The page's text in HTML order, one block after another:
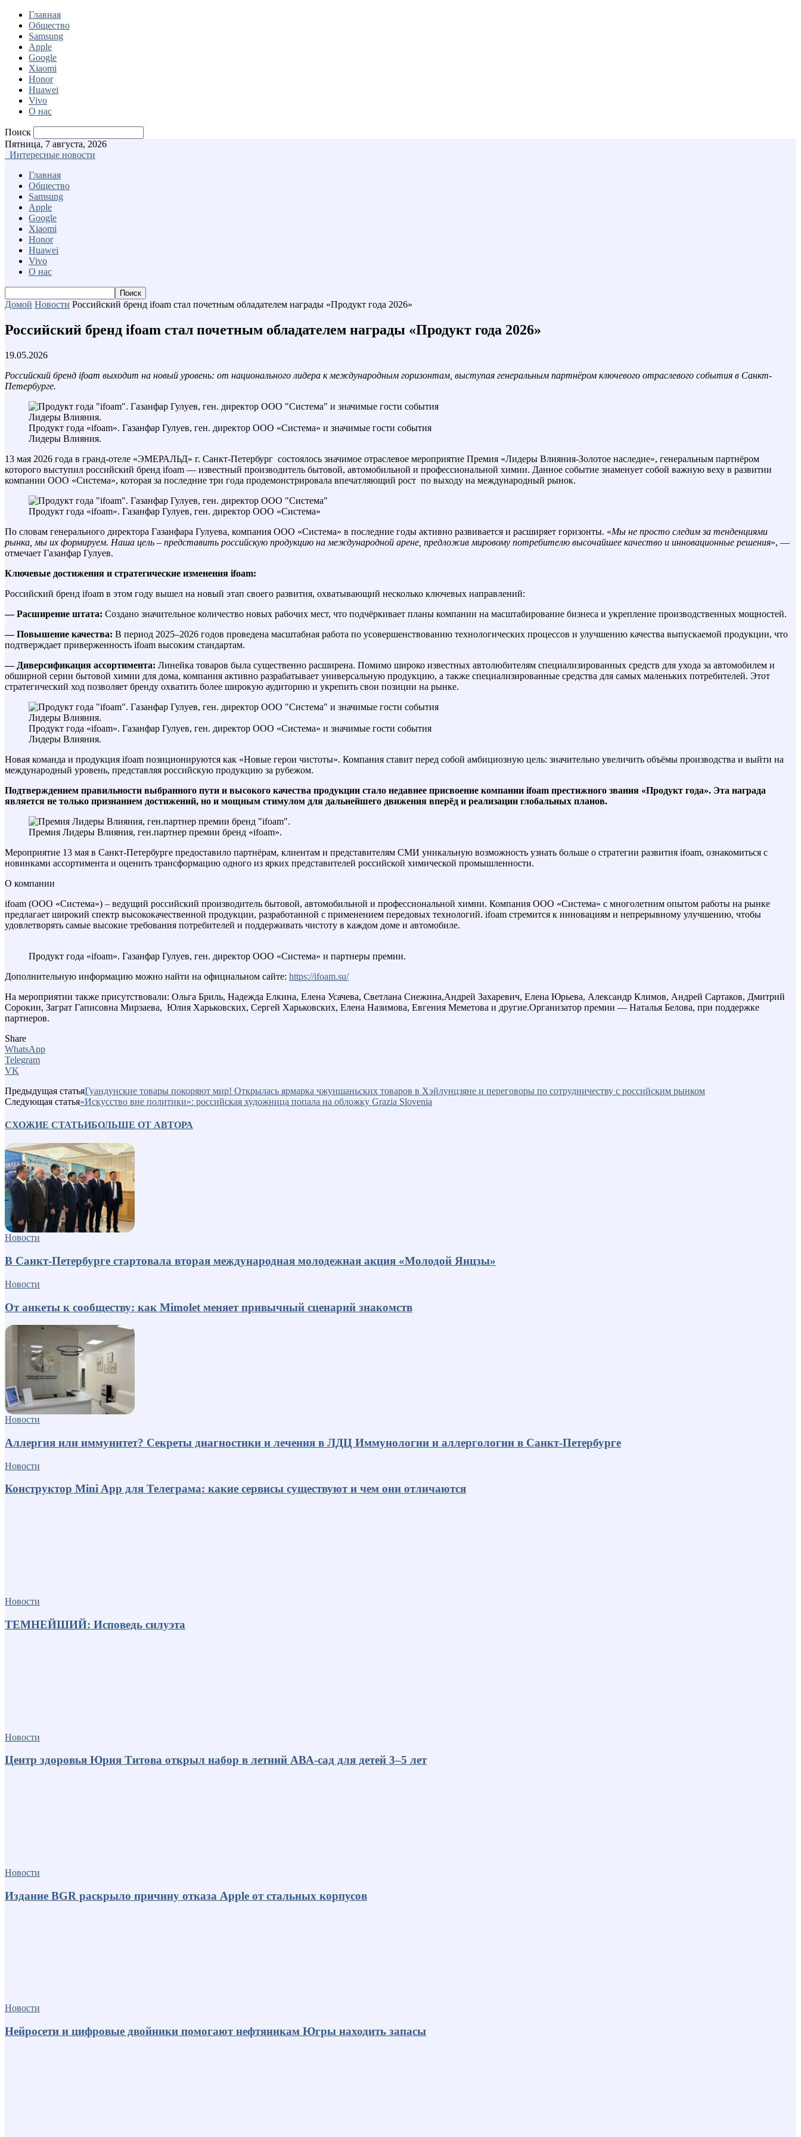
Главная
Общество
Samsung
Apple
Google
Xiaomi
Honor
Huawei
Vivo
О нас
Поиск
Пятница, 7 августа, 2026
Интересные новости
Главная
Общество
Samsung
Apple
Google
Xiaomi
Honor
Huawei
Vivo
О нас
Домой Новости Российский бренд ifoam стал почетным обладателем награды «Продукт года 2026»
Российский бренд ifoam стал почетным обладателем награды «Продукт года 2026»
19.05.2026
Российский бренд ifoam выходит на новый уровень: от национального лидера к международным горизонтам, выступая генеральным партнёром ключевого отраслевого события в Санкт-
Петербурге.
Продукт года «ifoam». Газанфар Гулуев, ген. директор ООО «Система» и значимые гости события
Лидеры Влияния.
13 мая 2026 года в гранд-отеле «ЭМЕРАЛЬД» г. Санкт-Петербург состоялось значимое отраслевое мероприятие Премия «Лидеры Влияния-Золотое наследие», генеральным партнёром
которого выступил российский бренд ifoam — известный производитель бытовой, автомобильной и профессиональной химии. Данное событие знаменует собой важную веху в развитии
компании ООО «Система», которая за последние три года продемонстрировала впечатляющий рост по выходу на международный рынок.
Продукт года «ifoam». Газанфар Гулуев, ген. директор ООО «Система»
По словам генерального директора Газанфара Гулуева, компания ООО «Система» в последние годы активно развивается и расширяет горизонты. «Мы не просто следим за тенденциями
рынка, мы их формируем. Наша цель – представить российскую продукцию на международной арене, предложив мировому потребителю высочайшее качество и инновационные решения», —
отмечает Газанфар Гулуев.
Ключевые достижения и стратегические изменения ifoam:
Российский бренд ifoam в этом году вышел на новый этап своего развития, охватывающий несколько ключевых направлений:
— Расширение штата: Создано значительное количество новых рабочих мест, что подчёркивает планы компании на масштабирование бизнеса и укрепление производственных мощностей.
— Повышение качества: В период 2025–2026 годов проведена масштабная работа по усовершенствованию технологических процессов и улучшению качества выпускаемой продукции, что
подтверждает приверженность ifoam высоким стандартам.
— Диверсификация ассортимента: Линейка товаров была существенно расширена. Помимо широко известных автолюбителям специализированных средств для ухода за автомобилем и
обширной серии бытовой химии для дома, компания активно разрабатывает универсальную продукцию, а также специализированные средства для самых маленьких потребителей. Этот
стратегический ход позволяет бренду охватить более широкую аудиторию и укрепить свои позиции на рынке.
Продукт года «ifoam». Газанфар Гулуев, ген. директор ООО «Система» и значимые гости события
Лидеры Влияния.
Новая команда и продукция ifoam позиционируются как «Новые герои чистоты». Компания ставит перед собой амбициозную цель: значительно увеличить объёмы производства и выйти на
международный уровень, представляя российскую продукцию за рубежом.
Подтверждением правильности выбранного пути и высокого качества продукции стало недавнее присвоение компании ifoam престижного звания «Продукт года». Эта награда
является не только признанием достижений, но и мощным стимулом для дальнейшего движения вперёд и реализации глобальных планов.
Премия Лидеры Влияния, ген.партнер премии бренд «ifoam».
Мероприятие 13 мая в Санкт-Петербурге предоставило партнёрам, клиентам и представителям СМИ уникальную возможность узнать больше о стратегии развития ifoam, ознакомиться с
новинками ассортимента и оценить трансформацию одного из ярких представителей российской химической промышленности.
О компании
ifoam (ООО «Система») – ведущий российский производитель бытовой, автомобильной и профессиональной химии. Компания ООО «Система» с многолетним опытом работы на рынке
предлагает широкий спектр высококачественной продукции, разработанной с применением передовых технологий. ifoam стремится к инновациям и непрерывному улучшению, чтобы
удовлетворять самые высокие требования потребителей и поддерживать чистоту в каждом доме и автомобиле.
Продукт года «ifoam». Газанфар Гулуев, ген. директор ООО «Система» и партнеры премии.
Дополнительную информацию можно найти на официальном сайте: https://ifoam.su/
На мероприятии также присутствовали: Ольга Бриль, Надежда Елкина, Елена Усачева, Светлана Снежина,Андрей Захаревич, Елена Юрьева, Александр Климов, Андрей Сартаков, Дмитрий
Сорокин, Заграт Гаписовна Мирзаева, Юлия Харьковских, Сергей Харьковских, Елена Назимова, Евгения Меметова и другие.Организатор премии — Наталья Белова, при поддержке
партнеров.
Share
WhatsApp
Telegram
VK
Предыдущая статьяГуандунские товары покоряют мир! Открылась ярмарка чжуншаньских товаров в Хэйлунцзяне и переговоры по сотрудничеству с российским рынком
Следующая статья«Искусство вне политики»: российская художница попала на обложку Grazia Slovenia
СХОЖИЕ СТАТЬИБОЛЬШЕ ОТ АВТОРА
Новости
В Санкт-Петербурге стартовала вторая международная молодежная акция «Молодой Янцзы»
Новости
От анкеты к сообществу: как Mimolet меняет привычный сценарий знакомств
Новости
Аллергия или иммунитет? Секреты диагностики и лечения в ЛДЦ Иммунологии и аллергологии в Санкт-Петербурге
Новости
Конструктор Mini App для Телеграма: какие сервисы существуют и чем они отличаются
Новости
ТЕМНЕЙШИЙ: Исповедь силуэта
Новости
Центр здоровья Юрия Титова открыл набор в летний АВА-сад для детей 3–5 лет
Новости
Издание BGR раскрыло причину отказа Apple от стальных корпусов
Новости
Нейросети и цифровые двойники помогают нефтяникам Югры находить запасы